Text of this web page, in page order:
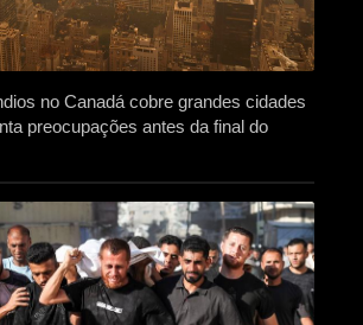
no Canadá cobre grandes cidades
preocupações antes da final do